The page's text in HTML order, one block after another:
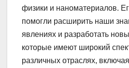
физики и наноматериалов.
помогли расширить наши
явлениях и разработать
которые имеют широкий
различных отраслях,